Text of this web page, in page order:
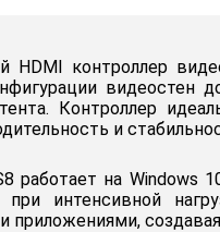
HDMI контроллер
видеостен
Контроллер
и
работает на
интенсивной
приложениями,